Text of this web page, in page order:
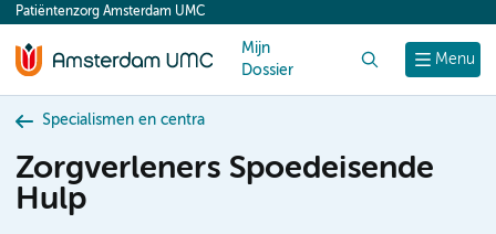
content
Menu
Patiëntenzorg Amsterdam UMC
Mijn
Dossier
Specialismen en centra
Zorgverleners Spoedeisende
Hulp